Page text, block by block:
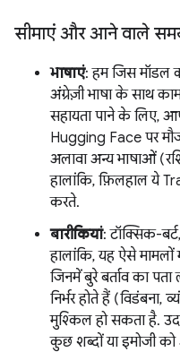
सीमाएं और आने वाले
भाषाएं: हम जिस मॉडल
अंग्रेज़ी भाषा के साथ
सहायता पाने के लिए,
Hugging Face पर
अलावा अन्य भाषाओं
हालांकि, फ़िलहाल ये
करते.
बारीकियां: टॉक्सिक-
हालांकि, यह ऐसे
जिनमें बुरे बर्ताव का
निर्भर होते हैं (विडंबना,
मुश्किल हो सकता है.
कुछ शब्दों या इमोजी